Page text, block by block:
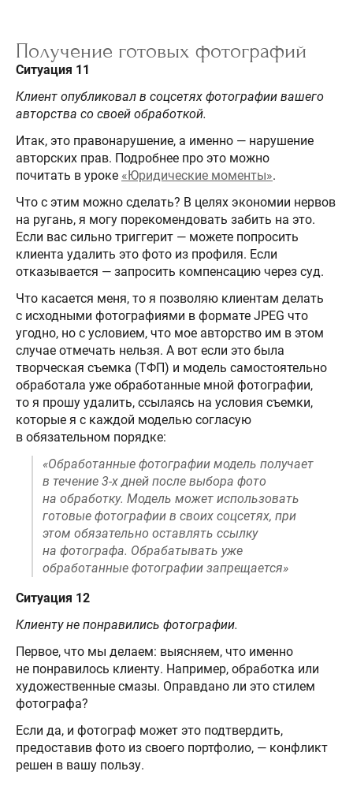
Получение готовых фотографий
Ситуация 11
Клиент опубликовал в соцсетях фотографии вашего
авторства со своей обработкой.
Итак, это правонарушение, а именно — нарушение
авторских прав. Подробнее про это можно
почитать в уроке «Юридические моменты».
Что с этим можно сделать? В целях экономии нервов
на ругань, я могу порекомендовать забить на это.
Если вас сильно триггерит — можете попросить
клиента удалить это фото из профиля. Если
отказывается — запросить компенсацию через суд.
Что касается меня, то я позволяю клиентам делать
с исходными фотографиями в формате JPEG что
угодно, но с условием, что мое авторство им в этом
случае отмечать нельзя. А вот если это была
творческая съемка (ТФП) и модель самостоятельно
обработала уже обработанные мной фотографии,
то я прошу удалить, ссылаясь на условия съемки,
которые я с каждой моделью согласую
в обязательном порядке:
«Обработанные фотографии модель получает
в течение 3-х дней после выбора фото
на обработку. Модель может использовать
готовые фотографии в своих соцсетях, при
этом обязательно оставлять ссылку
на фотографа. Обрабатывать уже
обработанные фотографии запрещается»
Ситуация 12
Клиенту не понравились фотографии.
Первое, что мы делаем: выясняем, что именно
не понравилось клиенту. Например, обработка или
художественные смазы. Оправдано ли это стилем
фотографа?
Если да, и фотограф может это подтвердить,
предоставив фото из своего портфолио, — конфликт
решен в вашу пользу.